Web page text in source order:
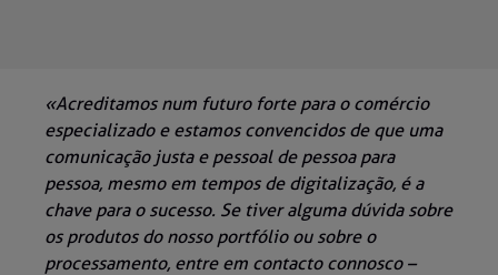
«Acreditamos num futuro forte para o comércio
especializado e estamos convencidos de que uma
comunicação justa e pessoal de pessoa para
pessoa, mesmo em tempos de digitalização, é a
chave para o sucesso. Se tiver alguma dúvida sobre
os produtos do nosso portfólio ou sobre o
processamento, entre em contacto connosco –